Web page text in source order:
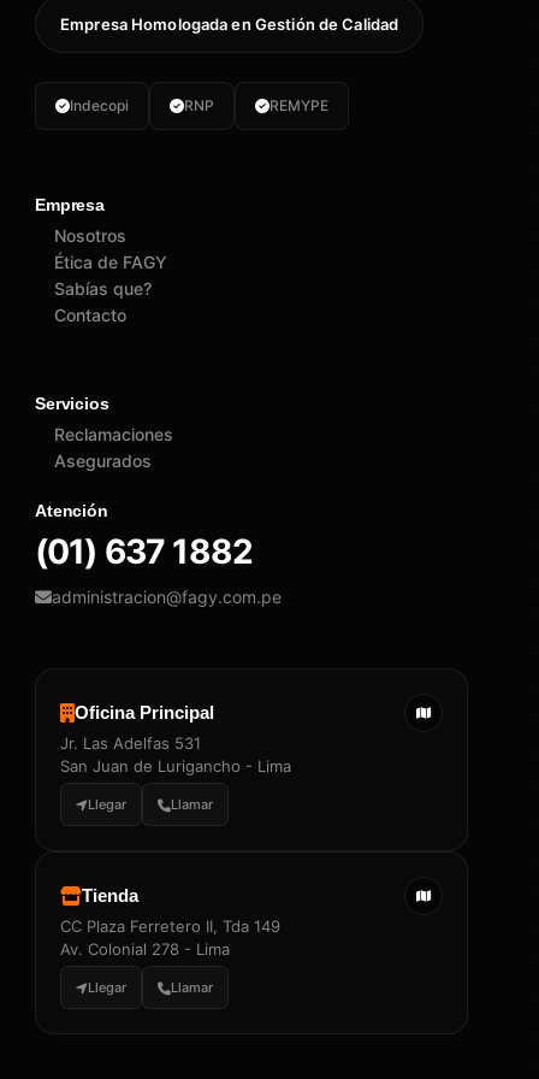
Empresa Homologada en Gestión de Calidad
Indecopi RNP REMYPE
Empresa
Nosotros
Ética de FAGY
Sabías que?
Contacto
Servicios
Reclamaciones
Asegurados
Atención
(01) 637 1882
administracion@fagy.com.pe
Oficina Principal
Jr. Las Adelfas 531
San Juan de Lurigancho - Lima
Llegar Llamar
Tienda
CC Plaza Ferretero II, Tda 149
Av. Colonial 278 - Lima
Llegar Llamar